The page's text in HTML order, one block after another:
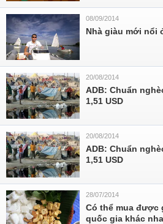
08/09/2014
Nhà giàu mới nổi
20/08/2014
ADB: Chuẩn
1,51 USD
20/08/2014
ADB: Chuẩn
1,51 USD
28/07/2014
Có thể mua được
quốc gia khác